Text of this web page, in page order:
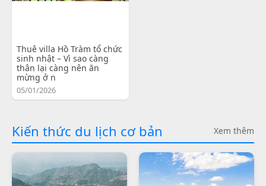
Thuê villa Hồ Tràm tổ chức
sinh nhật – Vì sao càng
thân lại càng nên ăn
mừng ở n
05/01/2026
Kiến thức du lịch cơ bản Xem thêm